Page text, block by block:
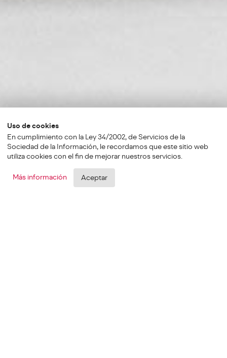
Uso de cookies
En cumplimiento con la Ley 34/2002, de Servicios de la
Sociedad de la Información, le recordamos que este sitio web
utiliza cookies con el fin de mejorar nuestros servicios.
Más información Aceptar